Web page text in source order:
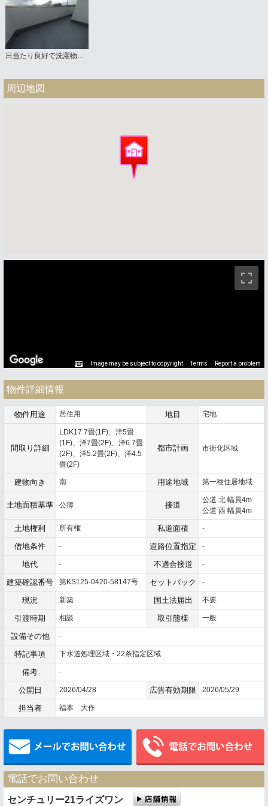
日当たり良好で洗濯物がよく乾く
周辺地図
Image may be subject to copyright Terms Report a problem
物件詳細情報
物件用途 居住用 地目 宅地
間取り詳細
LDK17.7畳(1F)、洋5畳
(1F)、洋7畳(2F)、洋6.7畳
(2F)、洋5.2畳(2F)、洋4.5
畳(2F)
都市計画 市街化区域
建物向き 南 用途地域 第一種住居地域
土地面積基準 公簿 接道
公道 北 幅員4m
公道 西 幅員4m
土地権利 所有権 私道面積 -
借地条件 - 道路位置指定 -
地代 - 不適合接道 -
建築確認番号 第KS125-0420-58147号 セットバック -
現況 新築 国土法届出 不要
引渡時期 相談 取引態様 一般
設備その他 -
特記事項 下水道処理区域・22条指定区域
備考 -
公開日 2026/04/28 広告有効期限 2026/05/29
担当者 福本 大作
メールでお問い合わせ
電話でお問い合わせ
センチュリー21ライズワン